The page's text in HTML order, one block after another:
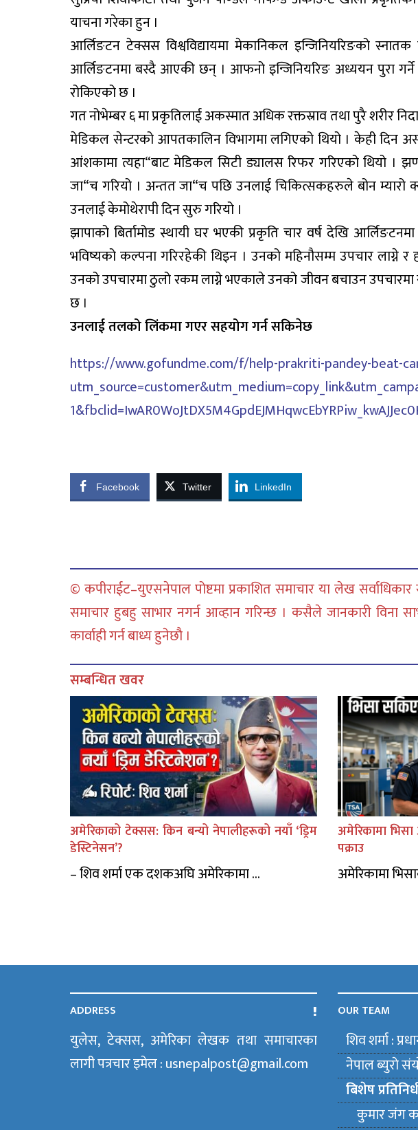
याचना गरेका हुन ।
आर्लिङटन टेक्सस विश्वविद्यायमा मेकानिकल इन्जिनियरिङको
आर्लिङटनमा बस्दै आएकी छन् । आफनो इन्जिनियरिङ अध्ययन पुरा
रोकिएको छ ।
गत नोभेम्बर ६ मा प्रकृतिलाई अकस्मात अधिक रक्तस्राव तथा पुरै शरीर
मेडिकल सेन्टरको आपतकालिन विभागमा लगिएको थियो । केही दिन
आंशकामा त्यहा“बाट मेडिकल सिटी ड्यालस रिफर गरिएको थियो ।
जा“च गरियो । अन्तत जा“च पछि उनलाई चिकित्सकहरुले बोन
उनलाई केमोथेरापी दिन सुरु गरियो ।
झापाको बिर्तामोड स्थायी घर भएकी प्रकृति चार वर्ष देखि
भविष्यको कल्पना गरिरहेकी थिइन । उनको महिनौसम्म उपचार लाग्ने र
उनको उपचारमा ठुलो रकम लाग्ने भएकाले उनको जीवन बचाउन
छ ।
उनलाई तलको लिंकमा गएर सहयोग गर्न सकिनेछ
https://www.gofundme.com/f/help-prakriti-pandey-beat-
Facebook Twitter LinkedIn
© कपीराईट–युएसनेपाल पोष्टमा प्रकाशित समाचार या लेख सर्वाधिकार
समाचार हुबहु साभार नगर्न आव्हान गरिन्छ । कसैले जानकारी विना
कार्वाही गर्न बाध्य हुनेछौ ।
सम्बन्धित खवर
अमेरिकाको टेक्सस: किन बन्यो नेपालीहरूको नयाँ ‘ड्रिम
डेस्टिनेसन’?
– शिव शर्मा एक दशकअघि अमेरिकामा ...
अमेरिकामा
पक्राउ
अमेरिकामा
ADDRESS
युलेस, टेक्सस, अमेरिका लेखक तथा समाचारका
लागी पत्रचार इमेल : usnepalpost@gmail.com
OUR TEAM
शिव शर्मा :
नेपाल ब्युराे
बिशेष
कुमार जंग